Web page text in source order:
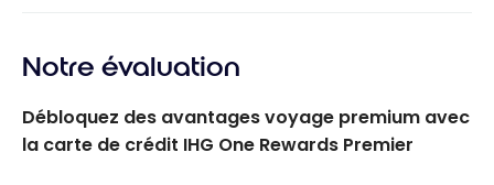
Notre évaluation
Débloquez des avantages voyage premium avec
la carte de crédit IHG One Rewards Premier